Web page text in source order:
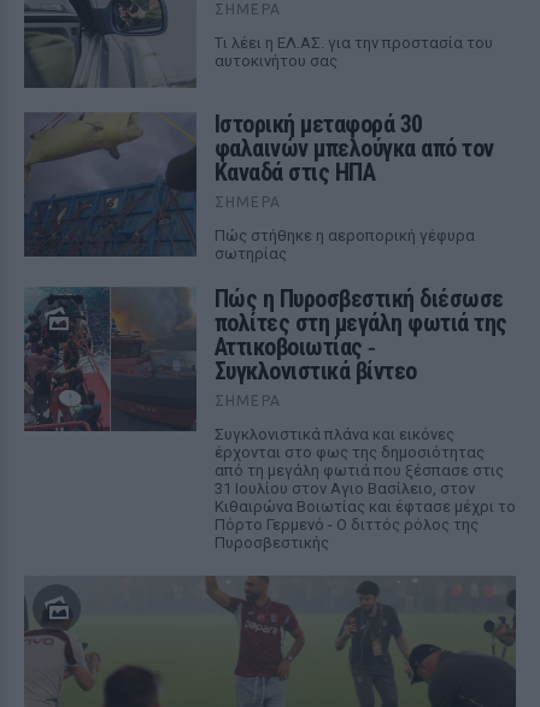
ΣΉΜΕΡΑ
Tι λέει η ΕΛ.ΑΣ. για την προστασία του
αυτοκινήτου σας
Ιστορική μεταφορά 30
φαλαινών μπελούγκα από τον
Καναδά στις ΗΠΑ
ΣΉΜΕΡΑ
Πώς στήθηκε η αεροπορική γέφυρα
σωτηρίας
Πώς η Πυροσβεστική διέσωσε
πολίτες στη μεγάλη φωτιά της
Αττικοβοιωτίας ‑
Συγκλονιστικά βίντεο
ΣΉΜΕΡΑ
Συγκλονιστικά πλάνα και εικόνες
έρχονται στο φως της δημοσιότητας
από τη μεγάλη φωτιά που ξέσπασε στις
31 Ιουλίου στον Αγιο Βασίλειο, στον
Κιθαιρώνα Βοιωτίας και έφτασε μέχρι το
Πόρτο Γερμενό - Ο διττός ρόλος της
Πυροσβεστικής